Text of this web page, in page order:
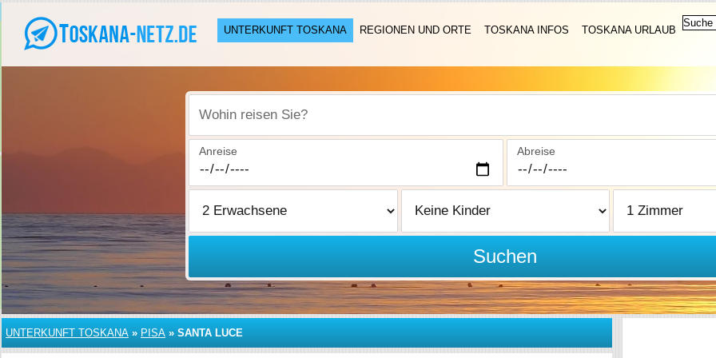
UNTERKUNFT TOSKANA REGIONEN UND ORTE TOSKANA INFOS TOSKANA URLAUB
Wohin reisen Sie?
Anreise Abreise
Suchen
UNTERKUNFT TOSKANA » PISA » SANTA LUCE